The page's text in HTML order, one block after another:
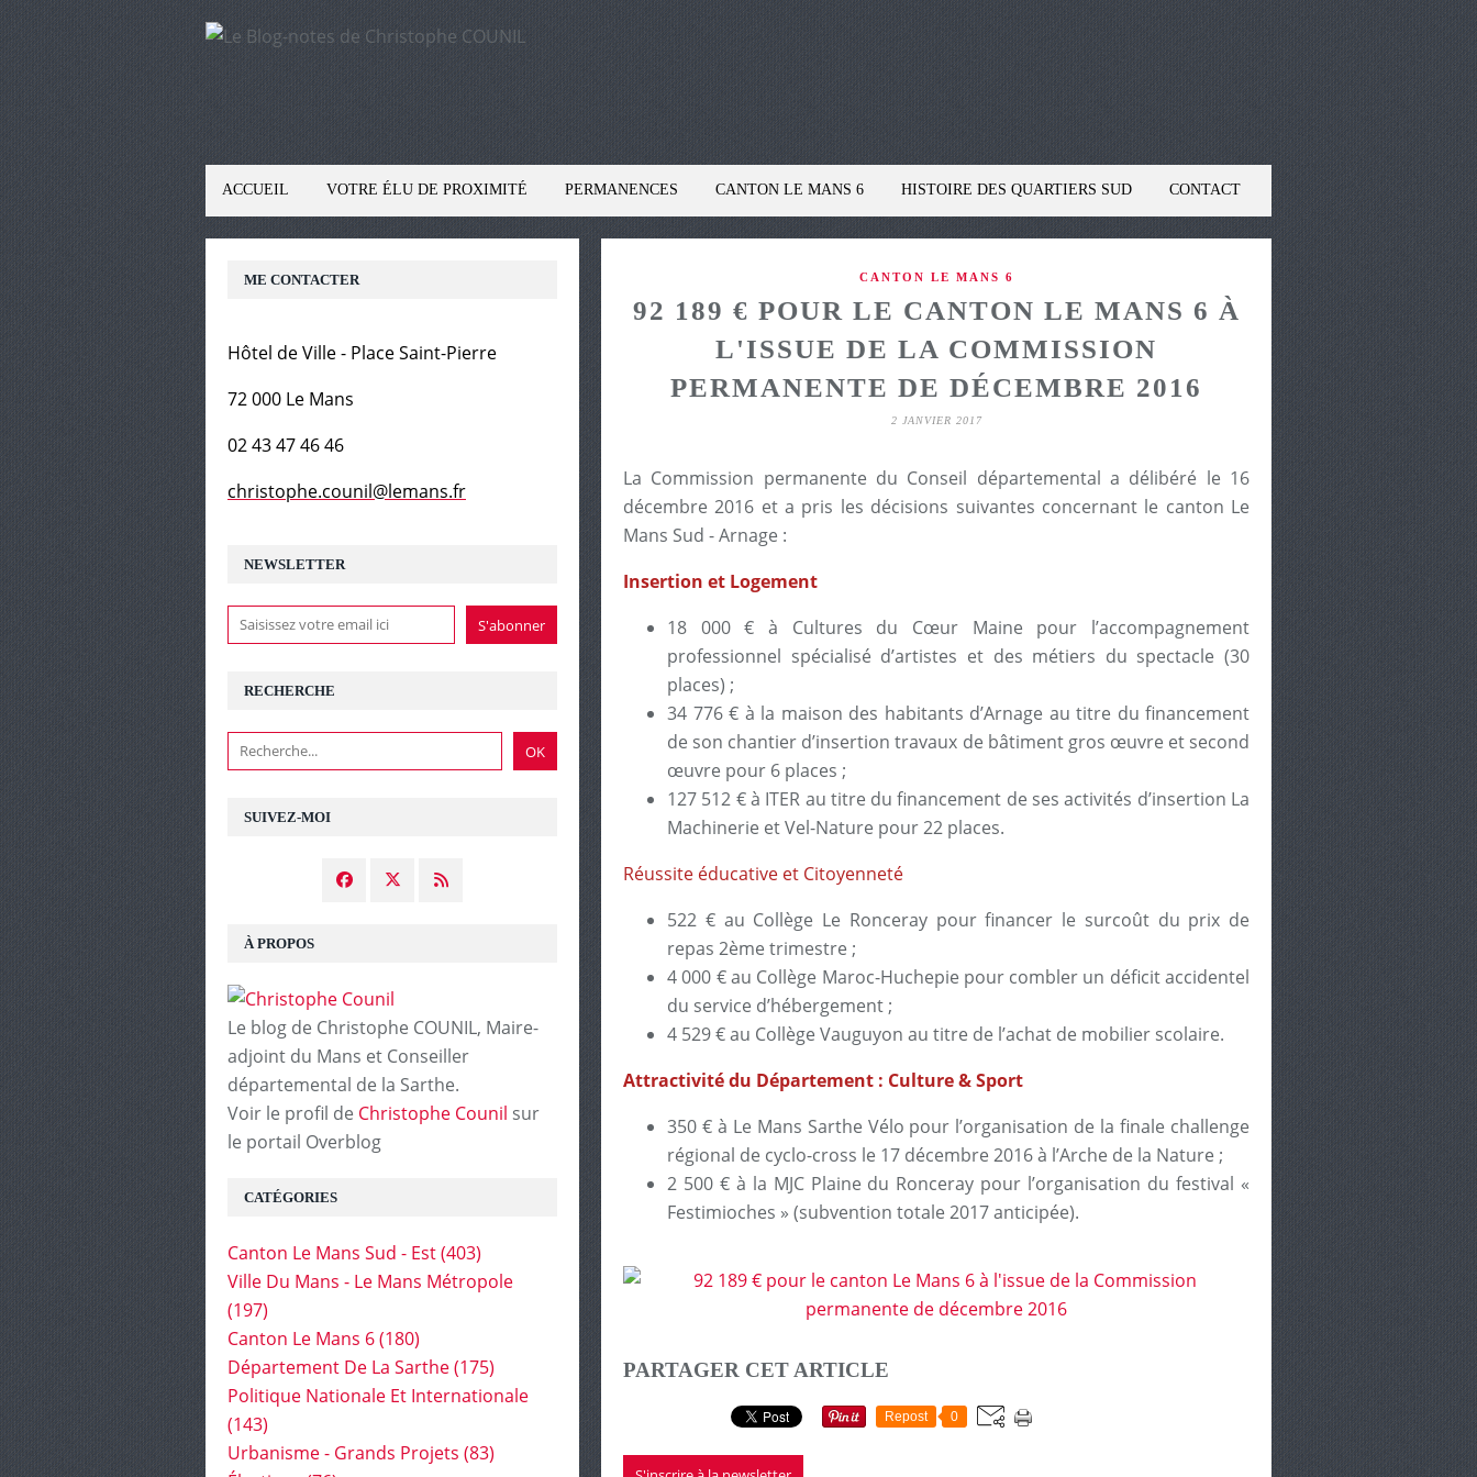
ACCUEIL VOTRE ÉLU DE PROXIMITÉ PERMANENCES CANTON LE MANS 6 HISTOIRE DES QUARTIERS SUD CONTACT
CANTON LE MANS 6
92 189 € POUR LE CANTON LE MANS 6 À
L'ISSUE DE LA COMMISSION
PERMANENTE DE DÉCEMBRE 2016
2 JANVIER 2017
La Commission permanente du Conseil départemental a délibéré le 16
décembre 2016 et a pris les décisions suivantes concernant le canton Le
Mans Sud - Arnage :
Insertion et Logement
18 000 € à Cultures du Cœur Maine pour l’accompagnement
professionnel spécialisé d’artistes et des métiers du spectacle (30
places) ;
34 776 € à la maison des habitants d’Arnage au titre du financement
de son chantier d’insertion travaux de bâtiment gros œuvre et second
œuvre pour 6 places ;
127 512 € à ITER au titre du financement de ses activités d’insertion La
Machinerie et Vel-Nature pour 22 places.
Réussite éducative et Citoyenneté
522 € au Collège Le Ronceray pour financer le surcoût du prix de
repas 2ème trimestre ;
4 000 € au Collège Maroc-Huchepie pour combler un déficit accidentel
du service d’hébergement ;
4 529 € au Collège Vauguyon au titre de l’achat de mobilier scolaire.
Attractivité du Département : Culture & Sport
350 € à Le Mans Sarthe Vélo pour l’organisation de la finale challenge
régional de cyclo-cross le 17 décembre 2016 à l’Arche de la Nature ;
2 500 € à la MJC Plaine du Ronceray pour l’organisation du festival «
Festimioches » (subvention totale 2017 anticipée).
PARTAGER CET ARTICLE
Repost 0
NEWSLETTER
SUIVEZ-MOI
RECHERCHE
À PROPOS
Le blog de Christophe COUNIL, Maire-
adjoint du Mans et Conseiller
départemental de la Sarthe.
Voir le profil de Christophe Counil sur
le portail Overblog
CATÉGORIES
Canton Le Mans Sud - Est(403)
Ville Du Mans - Le Mans Métropole
(197)
Canton Le Mans 6(180)
Département De La Sarthe(175)
Politique Nationale Et Internationale
(143)
Urbanisme - Grands Projets (83)
ME CONTACTER
Hôtel de Ville - Place Saint-Pierre
72 000 Le Mans
02 43 47 46 46
christophe.counil@lemans.fr